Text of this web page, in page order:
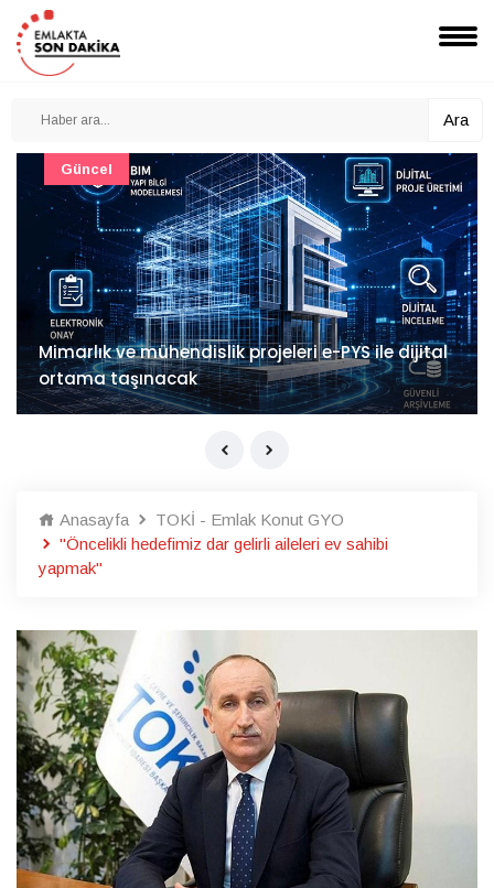
Ara
Mimarlık ve mühendislik projeleri e-PYS ile dijital
ortama taşınacak
Güncel
Anasayfa
TOKİ - Emlak Konut GYO
"Öncelikli hedefimiz dar gelirli aileleri ev sahibi
yapmak"